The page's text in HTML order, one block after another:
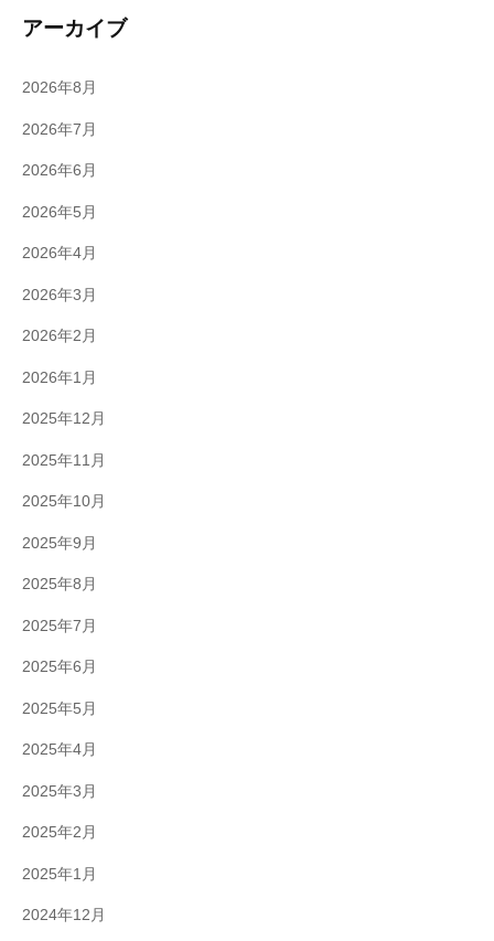
アーカイブ
2026年8月
2026年7月
2026年6月
2026年5月
2026年4月
2026年3月
2026年2月
2026年1月
2025年12月
2025年11月
2025年10月
2025年9月
2025年8月
2025年7月
2025年6月
2025年5月
2025年4月
2025年3月
2025年2月
2025年1月
2024年12月